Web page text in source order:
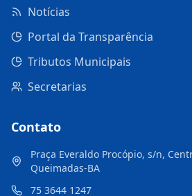
Notícias
Portal da Transparência
Tributos Municipais
Secretarias
Contato
Praça Everaldo Procópio, s/n,
Queimadas-BA
75 3644 1247